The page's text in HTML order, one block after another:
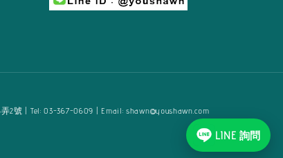
2號 | Tel: 03-367-0609 | Email: shawn@youshawn.com
LINE 詢問